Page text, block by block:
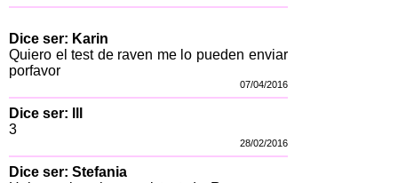
Dice ser: Karin
Quiero el test de raven me lo pueden enviar
porfavor
07/04/2016
Dice ser: lll
3
28/02/2016
Dice ser: Stefania